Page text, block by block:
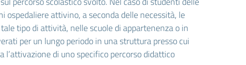
ospedaliere attivino, a seconda delle necessità, le
tipo di attività, nelle scuole di appartenenza o in
per un lungo periodo in una struttura presso cui
l’attivazione di uno specifico percorso didattico